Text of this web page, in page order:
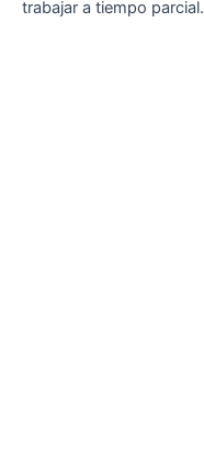
trabajar a tiempo parcial.